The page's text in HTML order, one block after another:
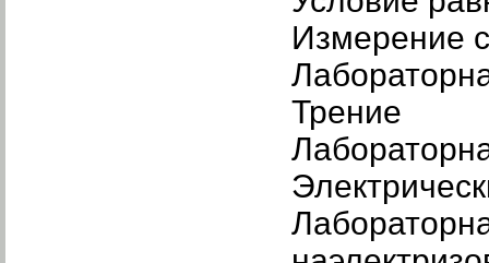
Измерение
Трение